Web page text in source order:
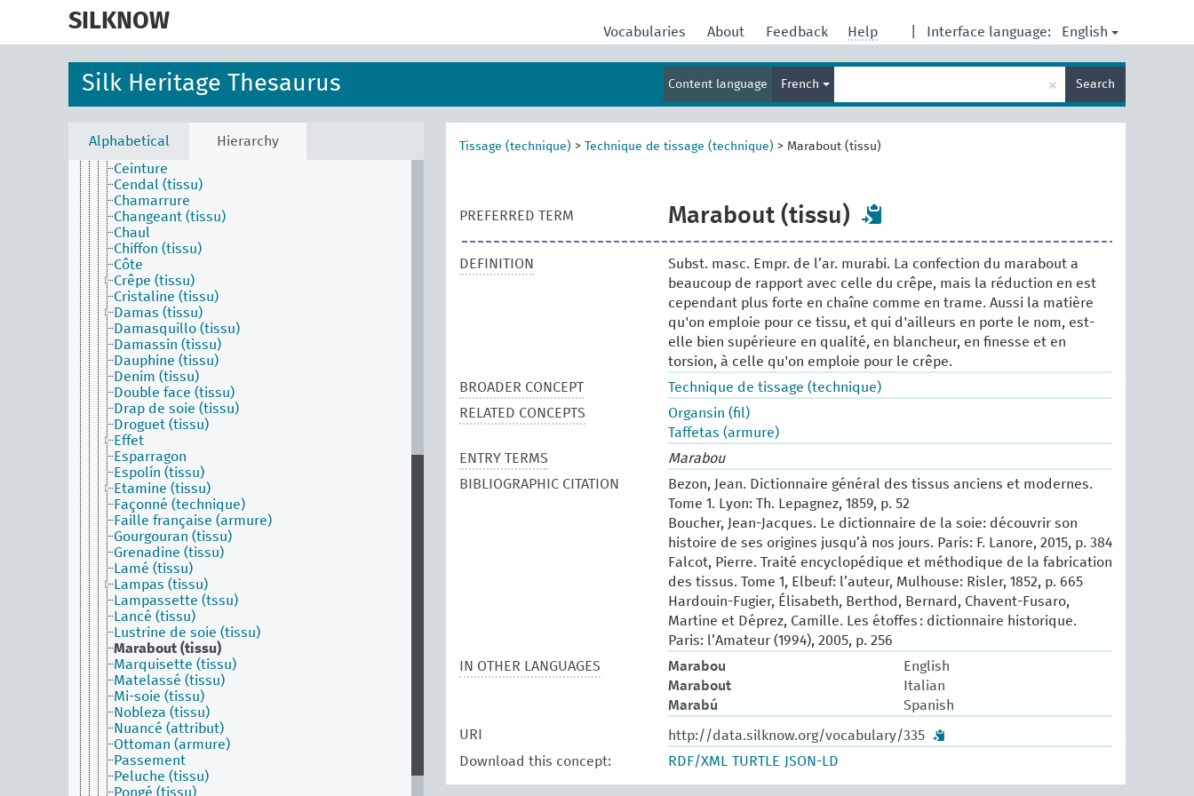
SILKNOW Interface language: English
Vocabularies About Feedback Help
Silk Heritage Thesaurus Content language French
term
× Search
Alphabetical Hierarchy
Bouloche
Bourrette (tissu)
Brocatelle (tissu)
Broché
Calquier (tissu)
Camocas (tissu)
Cannetillé (tissu)
Ceinture
Cendal (tissu)
Chamarrure
Changeant (tissu)
Chaul
Chiffon (tissu)
Côte
Crêpe (tissu)
Cristaline (tissu)
Damas (tissu)
Damasquillo (tissu)
Damassin (tissu)
Dauphine (tissu)
Denim (tissu)
Double face (tissu)
Drap de soie (tissu)
Droguet (tissu)
Effet
Esparragon
Espolín (tissu)
Etamine (tissu)
Façonné (technique)
Faille française (armure)
Gourgouran (tissu)
Grenadine (tissu)
Lamé (tissu)
Lampas (tissu)
Lampassette (tssu)
Lancé (tissu)
Lustrine de soie (tissu)
Marabout (tissu)
Marquisette (tissu)
Matelassé (tissu)
Mi-soie (tissu)
Nobleza (tissu)
Nuancé (attribut)
Ottoman (armure)
Passement
Peluche (tissu)
Pongé (tissu)
Tissage (technique) > Technique de tissage (technique) > Marabout (tissu)
PREFERRED TERM Marabout (tissu)
DEFINITION
Subst. masc. Empr. de l’ar. murabi. La confection du marabout a
beaucoup de rapport avec celle du crêpe, mais la réduction en est
cependant plus forte en chaîne comme en trame. Aussi la matière
qu'on emploie pour ce tissu, et qui d'ailleurs en porte le nom, est-
elle bien supérieure en qualité, en blancheur, en finesse et en
torsion, à celle qu'on emploie pour le crêpe.
BROADER CONCEPT
Technique de tissage (technique)
RELATED CONCEPTS
Organsin (fil)
Taffetas (armure)
ENTRY TERMS
Marabou
BIBLIOGRAPHIC CITATION
Bezon, Jean. Dictionnaire général des tissus anciens et modernes.
‎Tome 1.‎ Lyon: Th. Lepagnez, 1859, p. 52
Boucher, Jean-Jacques. Le dictionnaire de la soie: découvrir son
histoire de ses origines jusqu’à nos jours. Paris: F. Lanore, 2015, p. 384
Falcot, Pierre. Traité encyclopédique et méthodique de la fabrication
des tissus. Tome 1, Elbeuf: l’auteur, Mulhouse: Risler, 1852, p. 665
Hardouin-Fugier, Élisabeth, Berthod, Bernard, Chavent-Fusaro,
Martine et Déprez, Camille. Les étoffes : dictionnaire historique.
Paris: l’Amateur (1994), 2005, p. 256
IN OTHER LANGUAGES
Marabou
English
Marabout
Italian
Marabú
Spanish
URI
http://data.silknow.org/vocabulary/335
Download this concept:
RDF/XML TURTLE JSON-LD